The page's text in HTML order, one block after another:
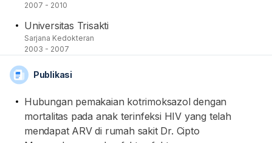
2007 - 2010
Universitas Trisakti
Sarjana Kedokteran
2003 - 2007
Publikasi
Hubungan pemakaian kotrimoksazol dengan
mortalitas pada anak terinfeksi HIV yang telah
mendapat ARV di rumah sakit Dr. Cipto